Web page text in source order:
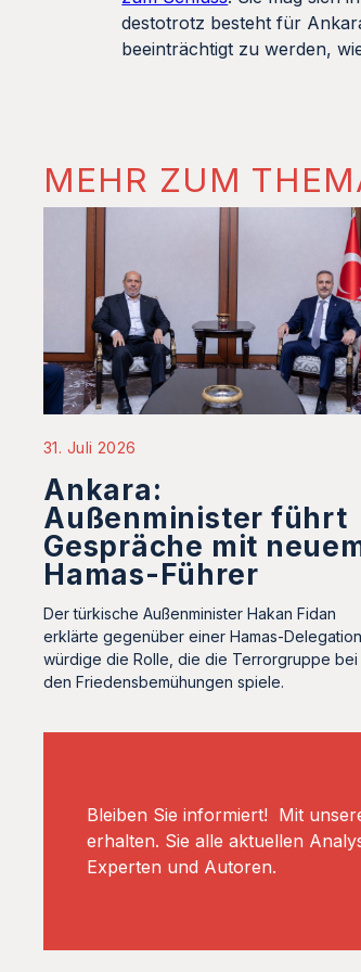
destotrotz besteht für
beeinträchtigt zu werden,
MEHR ZUM
31. Juli 2026
Ankara:
Außenminister führt
Gespräche mit
Hamas-Führer
Der türkische Außenminister Hakan Fidan
erklärte gegenüber einer Hamas-
würdige die Rolle, die die Terrorgruppe bei
den Friedensbemühungen spiele.
Bleiben Sie informiert! Mit
erhalten. Sie alle aktuellen
Experten und Autoren.